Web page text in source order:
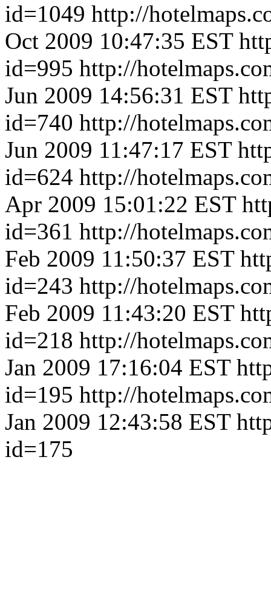
id=1049 http://
Oct 2009 10:47:35 EST
id=995 http://
Jun 2009 14:56:31 EST
id=740 http://
Jun 2009 11:47:17 EST
id=624 http://
Apr 2009 15:01:22 EST
id=361 http://
Feb 2009 11:50:37 EST
id=243 http://
Feb 2009 11:43:20 EST
id=218 http://
Jan 2009 17:16:04 EST
id=195 http://
Jan 2009 12:43:58 EST
id=175